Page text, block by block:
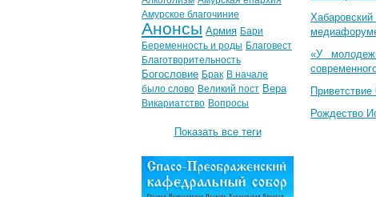
«У
Рождество
Амурское благочиние
Анонсы Армия Бари
Беременность и роды Благовест
Благотворительность
Богословие Брак В начале
было слово Великий пост Вера
Викариатство Вопросы
Показать все теги